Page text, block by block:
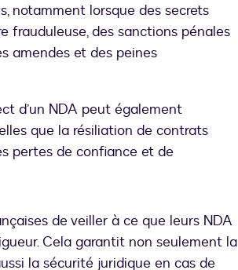
notamment lorsque des secrets
frauduleuse, des sanctions pénales
amendes et des peines
d’un NDA peut également
que la résiliation de contrats
pertes de confiance et de
de veiller à ce que leurs NDA
Cela garantit non seulement la
la sécurité juridique en cas de